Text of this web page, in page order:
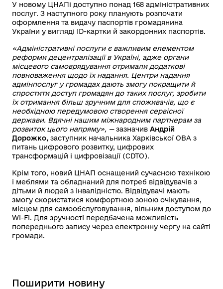
У новому ЦНАПі доступно понад 168 адміністративних
послуг. З наступного року планують розпочати
оформлення та видачу паспортів громадянина
України у вигляді ID-картки й закордонних паспортів.
«Адміністративні послуги є важливим елементом
реформи децентралізації в Україні, адже органи
місцевого самоврядування отримали додаткові
повноваження щодо їх надання. Центри надання
адмінпослуг у громадах дають змогу покращити й
спростити доступ громадян до таких послуг, зробити
їх отримання більш зручним для споживачів, що є
необхідною передумовою створення сервісної
держави. Вдячні нашим міжнародним партнерам за
розвиток цього напряму», —зазначив Андрій
Дорожко, заступник начальника Харківської ОВА з
питань цифрового розвитку, цифрових
трансформацій і цифровізації (CDTO).
Крім того, новий ЦНАП оснащений сучасною технікою
і меблями та обладнаний для потреб відвідувачів з
дітьми й людей з інвалідністю. Відвідувачі мають
змогу скористатися комфортною зоною очікування,
місцем для самообслуговування, вільним доступом до
Wi-Fi. Для зручності передбачена можливість
попереднього запису через електронну чергу на сайті
громади.
Поширити новину